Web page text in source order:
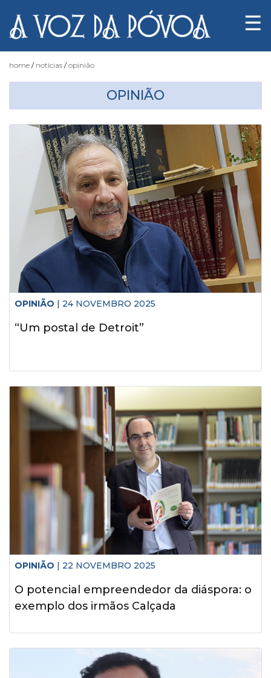
Fotógrafo
Acaso
Luas
Histórico
Vídeos
Contactos
☰
home notícias opinião
OPINIÃO
OPINIÃO | 24 NOVEMBRO 2025
“Um postal de Detroit”
OPINIÃO | 22 NOVEMBRO 2025
O potencial empreendedor da diáspora: o
exemplo dos irmãos Calçada